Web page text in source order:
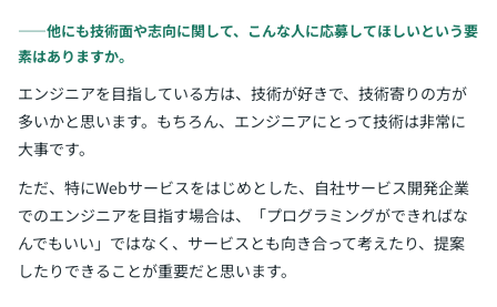
――他にも技術面や志向に関して、こんな人に応募してほしいという要
素はありますか。
エンジニアを目指している方は、技術が好きで、技術寄りの方が
多いかと思います。もちろん、エンジニアにとって技術は非常に
大事です。
ただ、特にWebサービスをはじめとした、自社サービス開発企業
でのエンジニアを目指す場合は、「プログラミングができればな
んでもいい」ではなく、サービスとも向き合って考えたり、提案
したりできることが重要だと思います。